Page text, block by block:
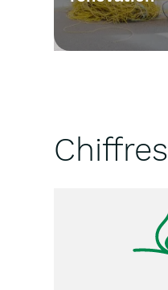
Grâce aux bons
vous dans la
vos actifspour